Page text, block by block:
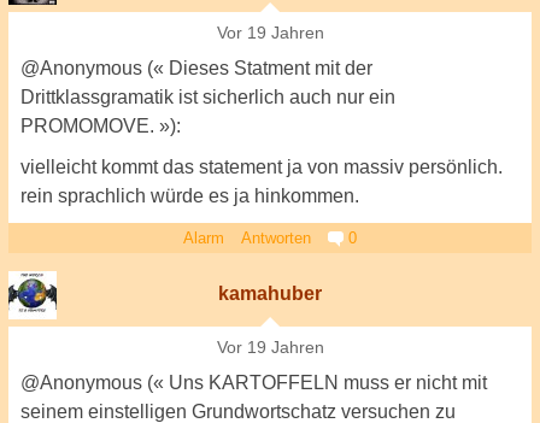
Vor 19 Jahren
@Anonymous (« Dieses Statment mit der
Drittklassgramatik ist sicherlich auch nur ein
PROMOMOVE. »):
vielleicht kommt das statement ja von massiv persönlich.
rein sprachlich würde es ja hinkommen.
Alarm Antworten 0
kamahuber
Vor 19 Jahren
@Anonymous (« Uns KARTOFFELN muss er nicht mit
seinem einstelligen Grundwortschatz versuchen zu